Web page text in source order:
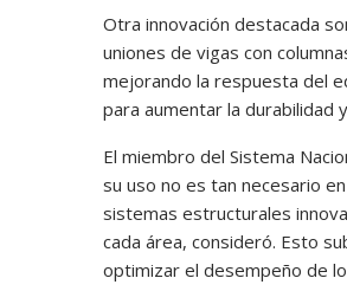
Otra innovación destacada
uniones de vigas con
mejorando la respuesta del
para aumentar la durabilidad
El miembro del Sistema
su uso no es tan necesario
sistemas estructurales
cada área, consideró. Esto
optimizar el desempeño de